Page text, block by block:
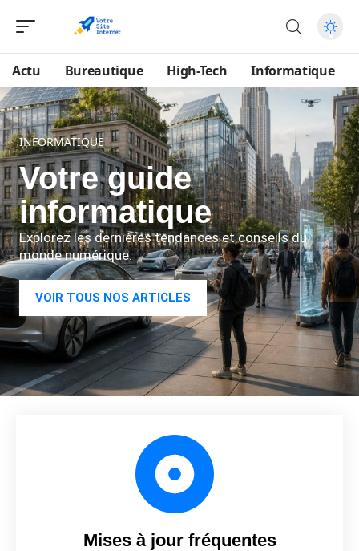
Actu Bureautique High-Tech Informatique
INFORMATIQUE
Votre guide
informatique
Explorez les dernières tendances et conseils du
monde numérique.
VOIR TOUS NOS ARTICLES
Mises à jour fréquentes